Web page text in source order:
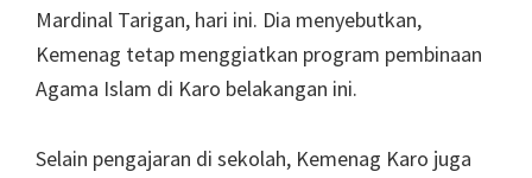
Mardinal Tarigan, hari ini. Dia menyebutkan,
Kemenag tetap menggiatkan program pembinaan
Agama Islam di Karo belakangan ini.
Selain pengajaran di sekolah, Kemenag Karo juga